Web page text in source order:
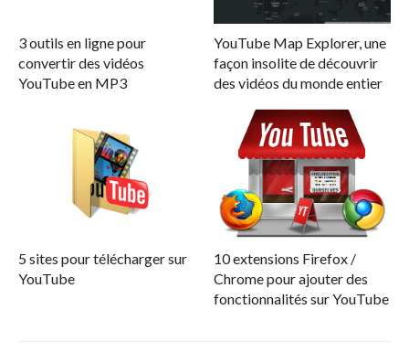
3 outils en ligne pour
convertir des vidéos
YouTube en MP3
YouTube Map Explorer, une
façon insolite de découvrir
des vidéos du monde entier
5 sites pour télécharger sur
YouTube
10 extensions Firefox /
Chrome pour ajouter des
fonctionnalités sur YouTube